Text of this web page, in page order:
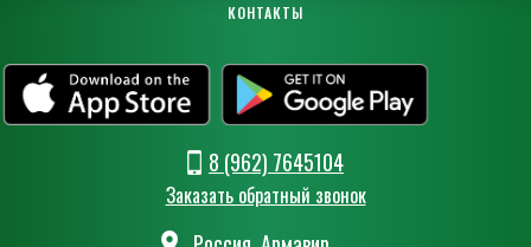
КОНТАКТЫ
8 (962) 7645104
Заказать обратный звонок